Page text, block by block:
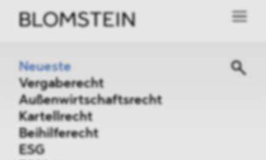
Neueste
Vergaberecht
Außenwirtschaftsrecht
Kartellrecht
Beihilferecht
ESG